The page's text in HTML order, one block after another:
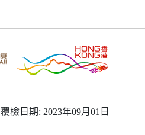
覆檢日期: 2023年09月01日